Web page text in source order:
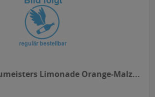
Limonade Orange-Malz...